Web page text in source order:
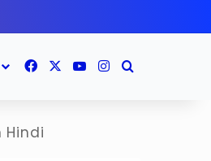
FacebookYouTubeInstagram